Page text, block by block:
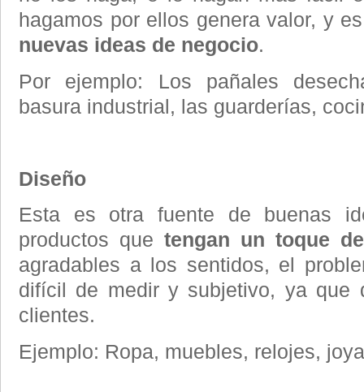
hagamos por ellos genera valor, y
nuevas ideas de negocio.
Por ejemplo: Los pañales
basura industrial, las guarderías,
Diseño
Esta es otra fuente de buenas
productos que tengan un toque
agradables a los sentidos, el
difícil de medir y subjetivo, ya que
clientes.
Ejemplo: Ropa, muebles, relojes,